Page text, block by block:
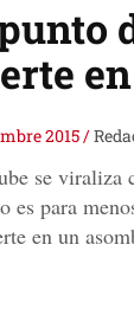
2015/
se viraliza
es para
en un